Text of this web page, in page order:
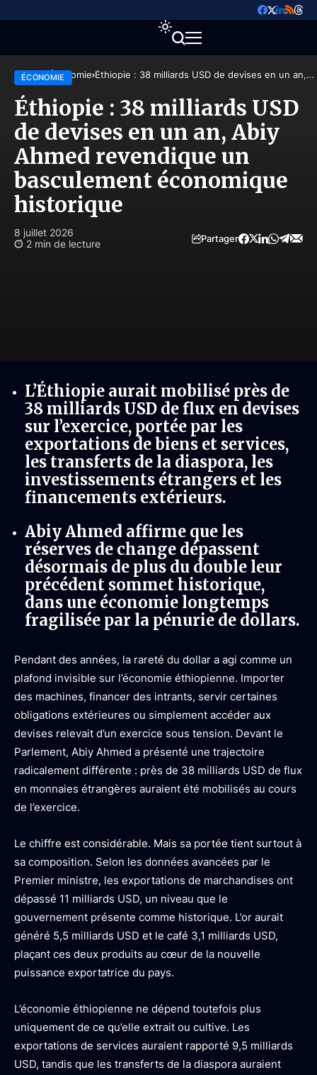
Accueil Économie Éthiopie : 38 milliards USD de devises en un an,
ÉCONOMIE
Éthiopie : 38 milliards USD
de devises en un an, Abiy
Ahmed revendique un
basculement économique
historique
8 juillet 2026
2 min de lecture
Partager
L’Éthiopie aurait mobilisé près de
38 milliards USD de flux en devises
sur l’exercice, portée par les
exportations de biens et services,
les transferts de la diaspora, les
investissements étrangers et les
financements extérieurs.
Abiy Ahmed affirme que les
réserves de change dépassent
désormais de plus du double leur
précédent sommet historique,
dans une économie longtemps
fragilisée par la pénurie de dollars.
Pendant des années, la rareté du dollar a agi comme un
plafond invisible sur l’économie éthiopienne. Importer
des machines, financer des intrants, servir certaines
obligations extérieures ou simplement accéder aux
devises relevait d’un exercice sous tension. Devant le
Parlement, Abiy Ahmed a présenté une trajectoire
radicalement différente : près de 38 milliards USD de flux
en monnaies étrangères auraient été mobilisés au cours
de l’exercice.
Le chiffre est considérable. Mais sa portée tient surtout à
sa composition. Selon les données avancées par le
Premier ministre, les exportations de marchandises ont
dépassé 11 milliards USD, un niveau que le
gouvernement présente comme historique. L’or aurait
généré 5,5 milliards USD et le café 3,1 milliards USD,
plaçant ces deux produits au cœur de la nouvelle
puissance exportatrice du pays.
L’économie éthiopienne ne dépend toutefois plus
uniquement de ce qu’elle extrait ou cultive. Les
exportations de services auraient rapporté 9,5 milliards
USD, tandis que les transferts de la diaspora auraient